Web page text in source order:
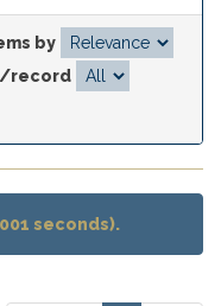
by
record
seconds).